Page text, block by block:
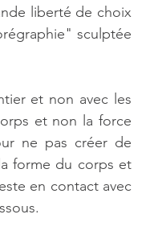
liberté de choix
sculptée
et non avec les
et non la force
ne pas créer de
forme du corps et
en contact avec